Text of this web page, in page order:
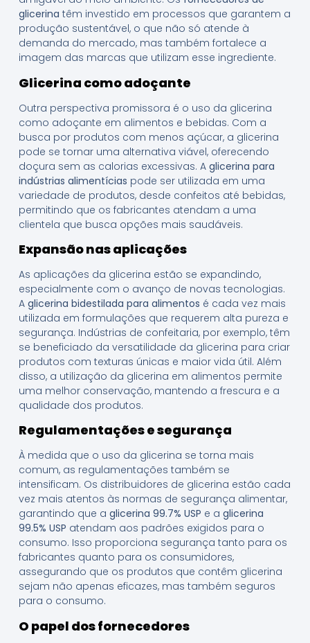
glicerina têm investido em processos que garantem a
produção sustentável, o que não só atende à
demanda do mercado, mas também fortalece a
imagem das marcas que utilizam esse ingrediente.
Glicerina como adoçante
Outra perspectiva promissora é o uso da glicerina
como adoçante em alimentos e bebidas. Com a
busca por produtos com menos açúcar, a glicerina
pode se tornar uma alternativa viável, oferecendo
doçura sem as calorias excessivas. A glicerina para
indústrias alimentícias pode ser utilizada em uma
variedade de produtos, desde confeitos até bebidas,
permitindo que os fabricantes atendam a uma
clientela que busca opções mais saudáveis.
Expansão nas aplicações
As aplicações da glicerina estão se expandindo,
especialmente com o avanço de novas tecnologias.
A glicerina bidestilada para alimentos é cada vez mais
utilizada em formulações que requerem alta pureza e
segurança. Indústrias de confeitaria, por exemplo, têm
se beneficiado da versatilidade da glicerina para criar
produtos com texturas únicas e maior vida útil. Além
disso, a utilização da glicerina em alimentos permite
uma melhor conservação, mantendo a frescura e a
qualidade dos produtos.
Regulamentações e segurança
À medida que o uso da glicerina se torna mais
comum, as regulamentações também se
intensificam. Os distribuidores de glicerina estão cada
vez mais atentos às normas de segurança alimentar,
garantindo que a glicerina 99.7% USP e a glicerina
99.5% USP atendam aos padrões exigidos para o
consumo. Isso proporciona segurança tanto para os
fabricantes quanto para os consumidores,
assegurando que os produtos que contêm glicerina
sejam não apenas eficazes, mas também seguros
para o consumo.
O papel dos fornecedores